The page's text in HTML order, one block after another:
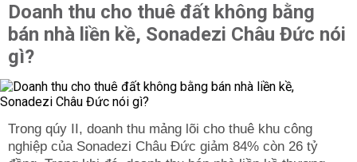
Doanh thu cho thuê đất không bằng
bán nhà liền kề, Sonadezi Châu Đức nói
gì?
Trong qúy II, doanh thu mảng lõi cho thuê khu công
nghiệp của Sonadezi Châu Đức giảm 84% còn 26 tỷ